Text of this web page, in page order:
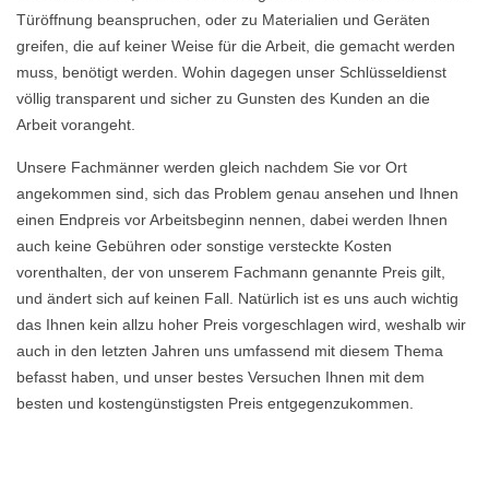
Türöffnung beanspruchen, oder zu Materialien und Geräten
greifen, die auf keiner Weise für die Arbeit, die gemacht werden
muss, benötigt werden. Wohin dagegen unser Schlüsseldienst
völlig transparent und sicher zu Gunsten des Kunden an die
Arbeit vorangeht.
Unsere Fachmänner werden gleich nachdem Sie vor Ort
angekommen sind, sich das Problem genau ansehen und Ihnen
einen Endpreis vor Arbeitsbeginn nennen, dabei werden Ihnen
auch keine Gebühren oder sonstige versteckte Kosten
vorenthalten, der von unserem Fachmann genannte Preis gilt,
und ändert sich auf keinen Fall. Natürlich ist es uns auch wichtig
das Ihnen kein allzu hoher Preis vorgeschlagen wird, weshalb wir
auch in den letzten Jahren uns umfassend mit diesem Thema
befasst haben, und unser bestes Versuchen Ihnen mit dem
besten und kostengünstigsten Preis entgegenzukommen.